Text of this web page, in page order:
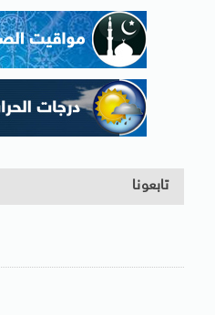
تابعونا